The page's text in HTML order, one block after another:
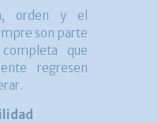
orden y el
son parte
que
regresen